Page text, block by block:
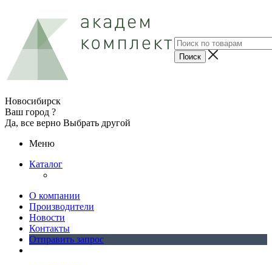
Новосибирск
Ваш город ?
Да, все верно Выбрать другой
Меню
Каталог
О компании
Производители
Новости
Контакты
Отправить запрос